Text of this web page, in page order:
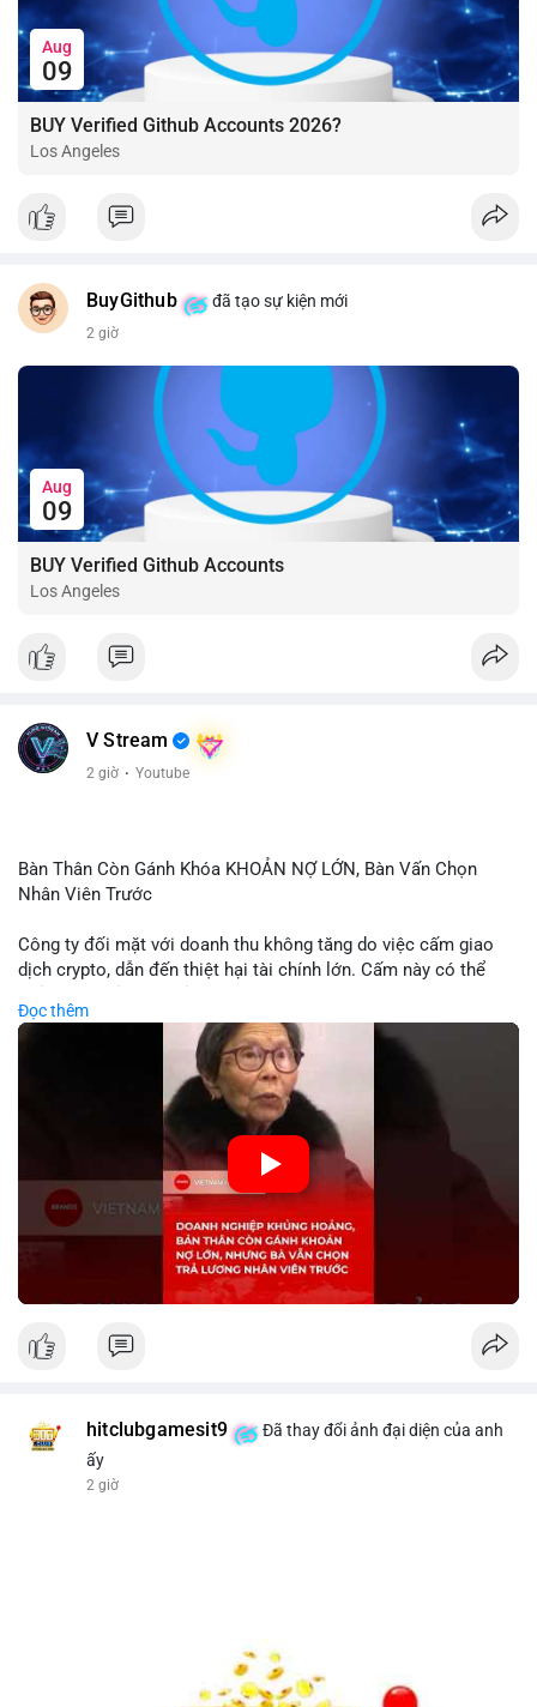
Aug
09
BUY Verified Github Accounts 2026?
Los Angeles
BuyGithub đã tạo sự kiện mới
2 giờ
Aug
09
BUY Verified Github Accounts
Los Angeles
V Stream
2 giờ · Youtube
Bàn Thân Còn Gánh Khóa KHOẢN NỢ LỚN, Bàn Vấn Chọn
Nhân Viên Trước
Công ty đối mặt với doanh thu không tăng do việc cấm giao
dịch crypto, dẫn đến thiệt hại tài chính lớn. Cấm này có thể
biến động giá digital asset. Bàn vấn chuyển hướng tập trung
vào nhân lực, cho thấy chiến lược giảm chi phí hoặc điều chỉnh
mô hình kinh doanh. Điều này có thể ảnh hưởng đến thị trường
crypto và các doanh nghiệp liên quan trong tương lai.
🎥 Xem video trực tiếp tại:
Nguồn: KIEN THUC KINH TE
Đọc thêm
hitclubgamesit9
Đã thay đổi ảnh đại diện của anh
ấy
2 giờ